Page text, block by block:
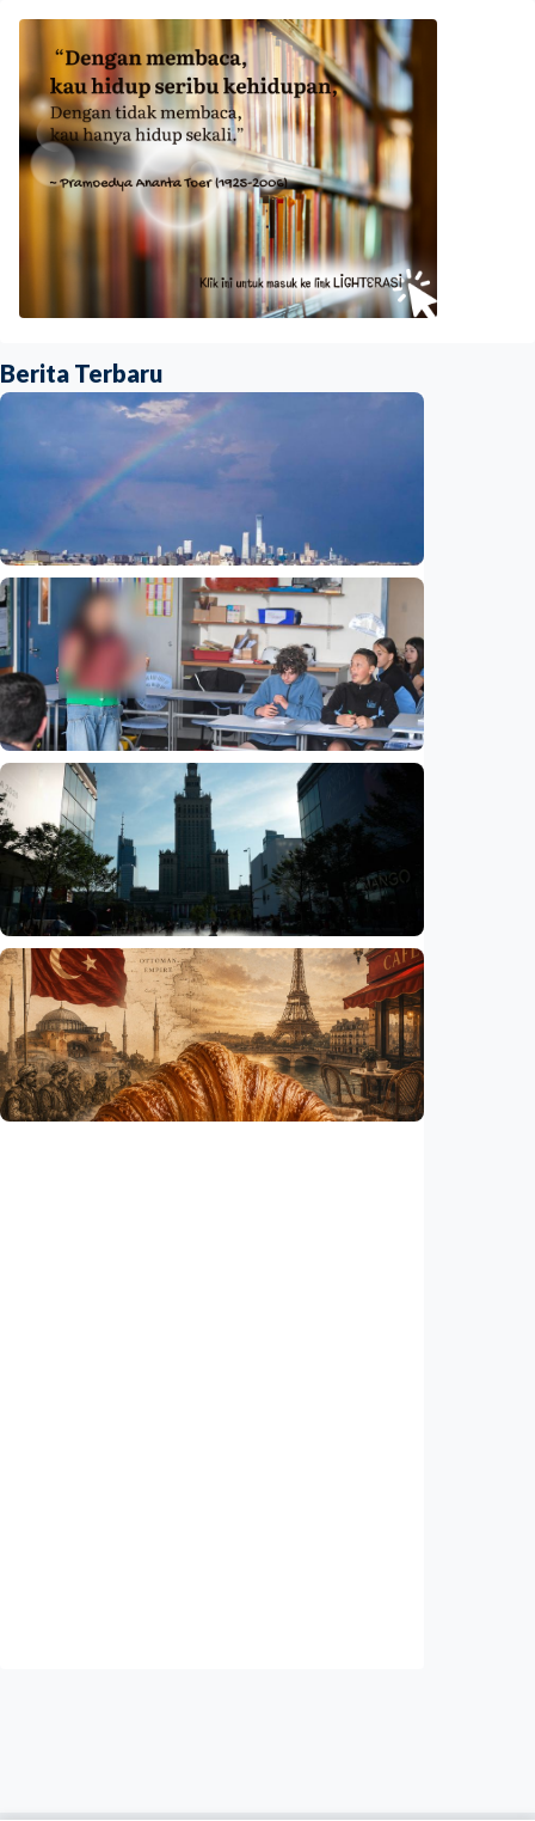
Berita Terbaru
Humaniora
Beijing jadi ibu kota arsitektur dunia
UNESCO-UIA 2029. Apa alasannya?
Indonesia•06 Aug 2026
Humaniora
Sekolah di Selandia Baru tambah mata
pelajaran berbasis industri, dari AI hingga
pariwisata
Indonesia •06 Aug 2026
Humaniora
Gelombang panas bisa memicu kecemasan
hingga depresi pada anak, ini temuan
peneliti
Indonesia•06 Aug 2026